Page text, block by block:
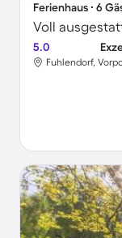
Ferienhaus ∙ 6
5.0
Fuhlendorf,